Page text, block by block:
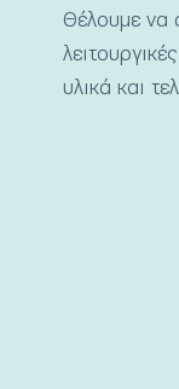
Θέλουμε να
υλικά και